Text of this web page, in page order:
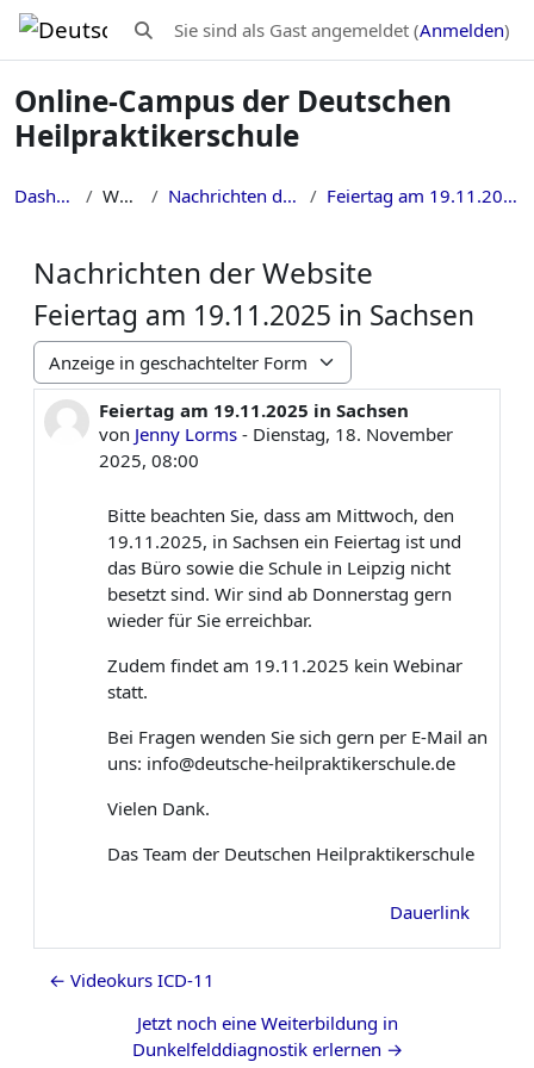
Zum Hauptinhalt
Sucheingabe umschalten
Sie sind als Gast angemeldet (Anmelden)
Online-Campus der Deutschen
Heilpraktikerschule
Dashboard Website Nachrichten der Website Feiertag am 19.11.2025 in Sachsen
Nachrichten der Website
Feiertag am 19.11.2025 in Sachsen
Anzeigemodus
Feiertag am 19.11.2025 in Sachsen
von Jenny Lorms - Dienstag, 18. November
2025, 08:00
Anzahl Antworten: 0
Bitte beachten Sie, dass am Mittwoch, den
19.11.2025, in Sachsen ein Feiertag ist und
das Büro sowie die Schule in Leipzig nicht
besetzt sind. Wir sind ab Donnerstag gern
wieder für Sie erreichbar.
Zudem findet am 19.11.2025 kein Webinar
statt.
Bei Fragen wenden Sie sich gern per E-Mail an
uns: info@deutsche-heilpraktikerschule.de
Vielen Dank.
Das Team der Deutschen Heilpraktikerschule
Dauerlink
← Videokurs ICD-11
Jetzt noch eine Weiterbildung in
Dunkelfelddiagnostik erlernen →